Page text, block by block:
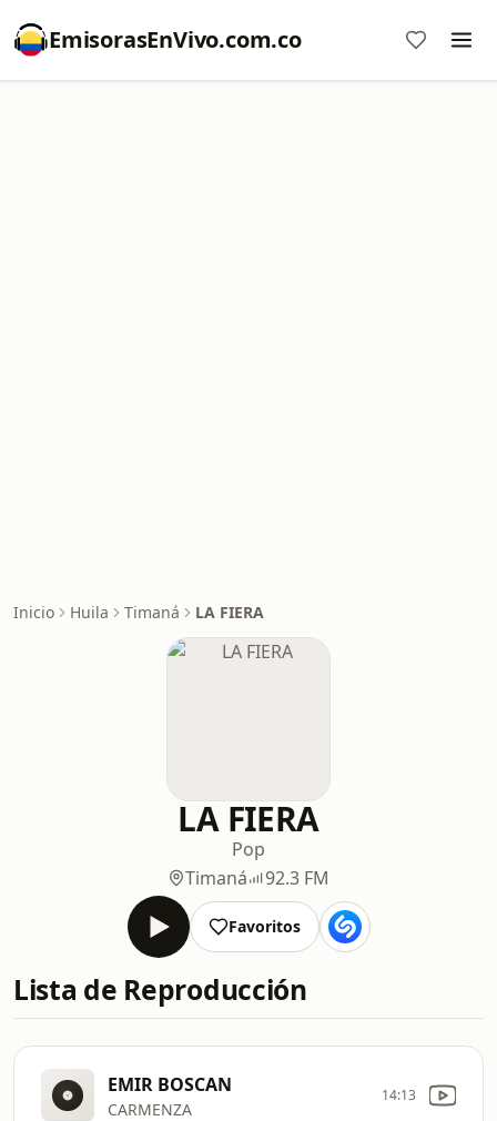
EmisorasEnVivo.com.co
Inicio Huila Timaná LA FIERA
LA FIERA
Pop
Timaná
92.3 FM
Favoritos
Lista de Reproducción
EMIR BOSCAN
CARMENZA
14:13